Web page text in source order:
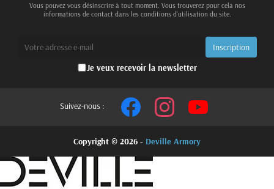
Vous pouvez vous désinscrire à tout moment. Vous trouverez pour cela nos
informations de contact dans les conditions d'utilisation du site.
Je veux recevoir la newsletter
Suivez-nous :
Copyright © 2026 - Deville Armory